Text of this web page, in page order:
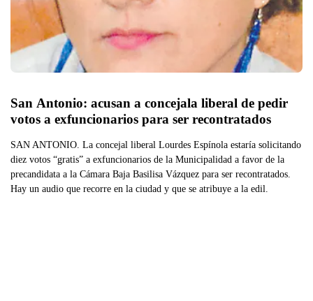
San Antonio: acusan a concejala liberal de pedir
votos a exfuncionarios para ser recontratados
SAN ANTONIO. La concejal liberal Lourdes Espínola estaría solicitando
diez votos “gratis” a exfuncionarios de la Municipalidad a favor de la
precandidata a la Cámara Baja Basilisa Vázquez para ser recontratados.
Hay un audio que recorre en la ciudad y que se atribuye a la edil.